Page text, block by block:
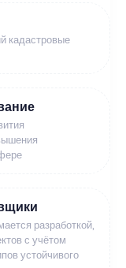
кадастровые
разработкой,
с учётом
устойчивого